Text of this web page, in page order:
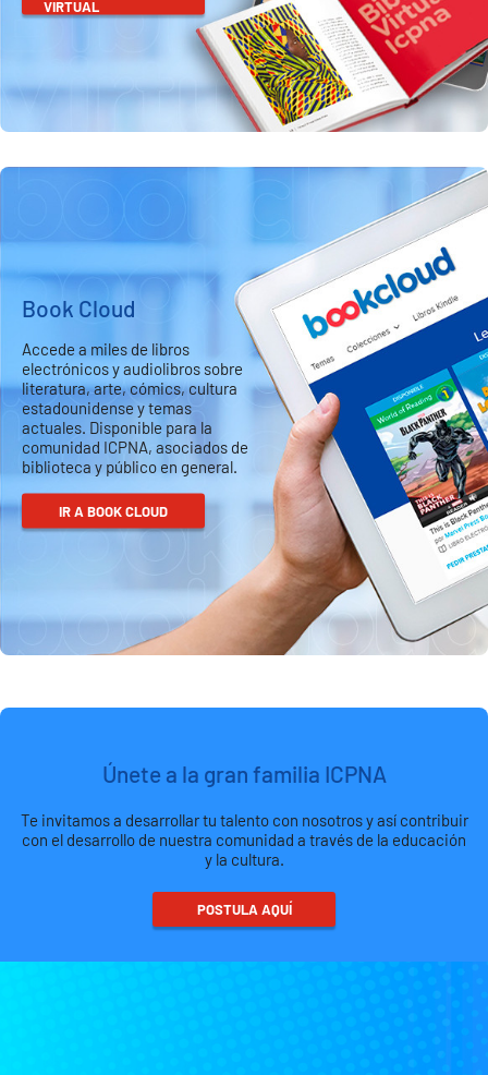
VIRTUAL
Book Cloud
Accede a miles de libros
electrónicos y audiolibros sobre
literatura, arte, cómics, cultura
estadounidense y temas
actuales. Disponible para la
comunidad ICPNA, asociados de
biblioteca y público en general.
IR A BOOK CLOUD
Únete a la gran familia ICPNA
Te invitamos a desarrollar tu talento con nosotros y así contribuir
con el desarrollo de nuestra comunidad a través de la educación
y la cultura.
POSTULA AQUÍ